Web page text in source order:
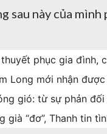
sau này của
phục gia đình,
Long mới nhận
gió: từ sự phản
già “đơ”, Thanh tin